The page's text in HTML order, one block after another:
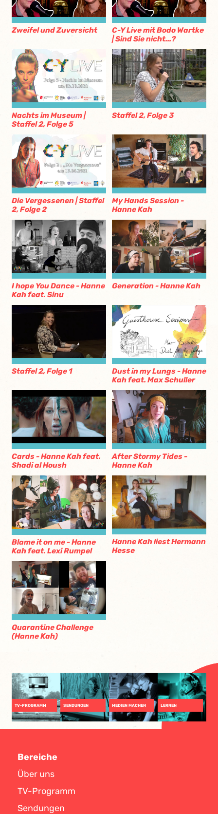
Zweifel und Zuversicht
C-Y Live mit Bodo Wartke
| Sind Sie nicht...?
Nachts im Museum |
Staffel 2, Folge 5
Staffel 2, Folge 3
Die Vergessenen | Staffel
2, Folge 2
My Hands Session -
Hanne Kah
I hope You Dance - Hanne
Kah feat. Sinu
Generation - Hanne Kah
Staffel 2, Folge 1
Dust in my Lungs - Hanne
Kah feat. Max Schuller
Cards - Hanne Kah feat.
Shadi al Housh
After Stormy Tides -
Hanne Kah
Blame it on me - Hanne
Kah feat. Lexi Rumpel
Hanne Kah liest Hermann
Hesse
Quarantine Challenge
(Hanne Kah)
TV-PROGRAMM SENDUNGEN MEDIEN MACHEN LERNEN
Bereiche
Über uns
TV-Programm
Sendungen